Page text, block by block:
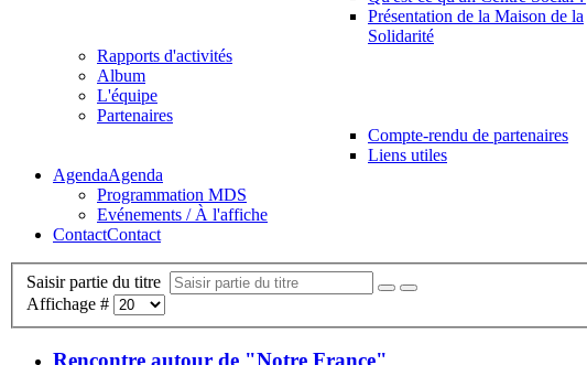
Présentation de la Maison de la
Solidarité
Rapports d'activités
Album
L'équipe
Partenaires
Compte-rendu de partenaires
Liens utiles
AgendaAgenda
Programmation MDS
Evénements / À l'affiche
ContactContact
Saisir partie du titre
Affichage #